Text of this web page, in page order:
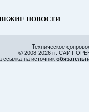
НОВОСТИ
Техническое
© 2008-2026 гг. САЙТ
ссылка на источник